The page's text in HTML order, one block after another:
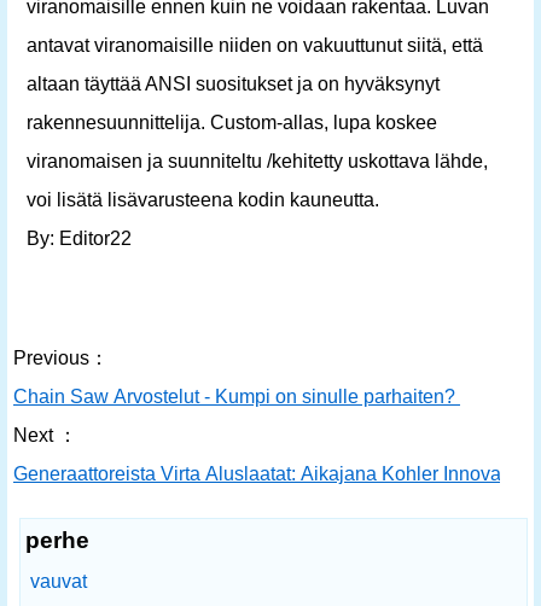
viranomaisille ennen kuin ne voidaan rakentaa. Luvan
antavat viranomaisille niiden on vakuuttunut siitä, että
altaan täyttää ANSI suositukset ja on hyväksynyt
rakennesuunnittelija. Custom-allas, lupa koskee
viranomaisen ja suunniteltu /kehitetty uskottava lähde,
voi lisätä lisävarusteena kodin kauneutta.
By: Editor22
Previous：
Chain Saw Arvostelut - Kumpi on sinulle parhaiten?
Next ：
Generaattoreista Virta Aluslaatat: Aikajana Kohler Innovation
perhe
vauvat